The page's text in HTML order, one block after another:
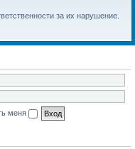
за их нарушение.
меня